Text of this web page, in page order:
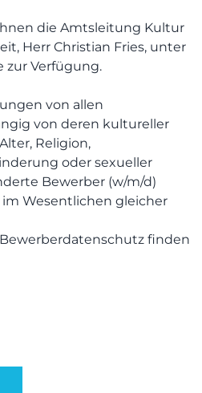
die Amtsleitung Kultur
Herr Christian Fries, unter
zur Verfügung.
von allen
von deren kultureller
Religion,
oder sexueller
Bewerber (w/m/d)
Wesentlichen gleicher
finden